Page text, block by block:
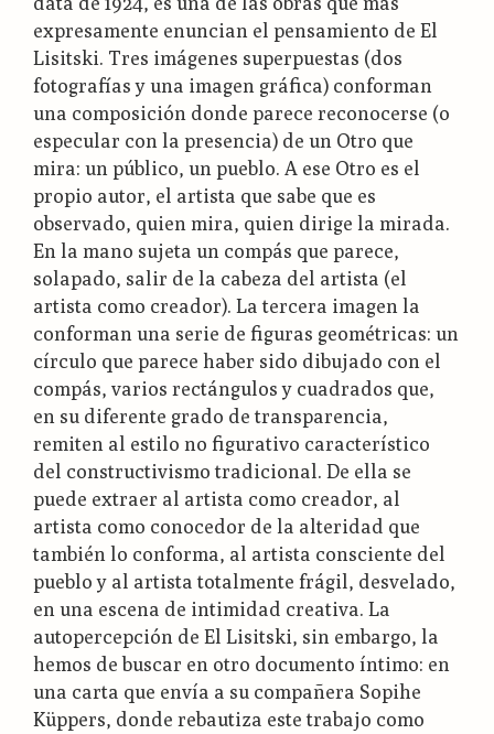
expresamente enuncian el pensamiento de El
Lisitski. Tres imágenes superpuestas (dos
fotografías y una imagen gráfica) conforman
una composición donde parece reconocerse (o
especular con la presencia) de un Otro que
mira: un público, un pueblo. A ese Otro es el
propio autor, el artista que sabe que es
observado, quien mira, quien dirige la mirada.
En la mano sujeta un compás que parece,
solapado, salir de la cabeza del artista (el
artista como creador). La tercera imagen la
conforman una serie de figuras geométricas: un
círculo que parece haber sido dibujado con el
compás, varios rectángulos y cuadrados que,
en su diferente grado de transparencia,
remiten al estilo no figurativo característico
del constructivismo tradicional. De ella se
puede extraer al artista como creador, al
artista como conocedor de la alteridad que
también lo conforma, al artista consciente del
pueblo y al artista totalmente frágil, desvelado,
en una escena de intimidad creativa. La
autopercepción de El Lisitski, sin embargo, la
hemos de buscar en otro documento íntimo: en
una carta que envía a su compañera Sopihe
Küppers, donde rebautiza este trabajo como